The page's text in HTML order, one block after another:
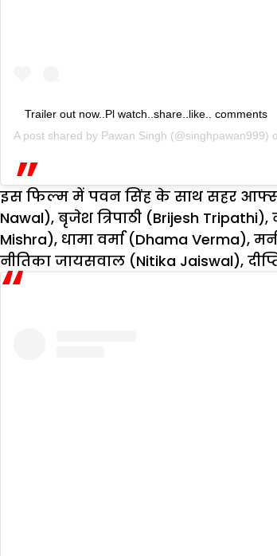
Trailer out now..Pl watch..share..like.. comments
A post shared by Pawan Singh (@singhpawan999)
इस फिल्म में पवन सिंह के साथ सहर आफ्सा
Nawal), बृजेश त्रिपाठी (Brijesh Tripathi),
Mishra), धामा वर्मा (Dhama Verma),
नीतिका जायसवाल (Nitika Jaiswal),